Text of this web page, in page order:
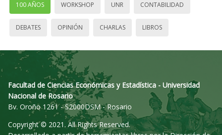
100 AÑOS WORKSHOP UNR CONTABILIDAD
DEBATES OPINIÓN CHARLAS LIBROS
Facultad de Ciencias Económicas y Estadística - Universidad
Nacional de Rosario
Bv. Oroño 1261 - S2000DSM - Rosario
Copyright © 2021. All Rights Reserved.